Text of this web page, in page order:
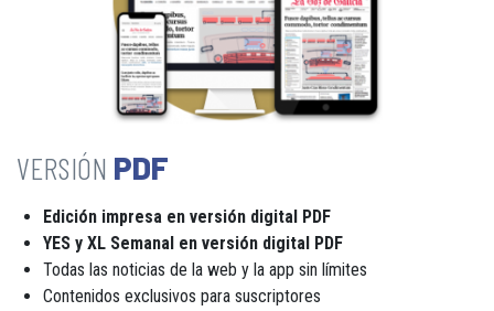
PDF
Edición impresa en versión digital PDF
YES y XL Semanal en versión digital PDF
Todas las noticias de la web y la app sin límites
Contenidos exclusivos para suscriptores